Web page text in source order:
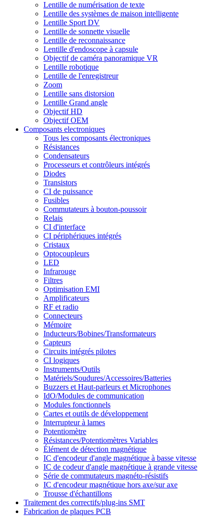
Lentille de numérisation de texte
Lentille des systèmes de maison intelligente
Lentille Sport DV
Lentille de sonnette visuelle
Lentille de reconnaissance
Lentille d'endoscope à capsule
Objectif de caméra panoramique VR
Lentille robotique
Lentille de l'enregistreur
Zoom
Lentille sans distorsion
Lentille Grand angle
Objectif HD
Objectif OEM
Composants electroniques
Tous les composants électroniques
Résistances
Condensateurs
Processeurs et contrôleurs intégrés
Diodes
Transistors
CI de puissance
Fusibles
Commutateurs à bouton-poussoir
Relais
CI d'interface
CI périphériques intégrés
Cristaux
Optocoupleurs
LED
Infrarouge
Filtres
Optimisation EMI
Amplificateurs
RF et radio
Connecteurs
Mémoire
Inducteurs/Bobines/Transformateurs
Capteurs
Circuits intégrés pilotes
CI logiques
Instruments/Outils
Matériels/Soudures/Accessoires/Batteries
Buzzers et Haut-parleurs et Microphones
IdO/Modules de communication
Modules fonctionnels
Cartes et outils de développement
Interrupteur à lames
Potentiomètre
Résistances/Potentiomètres Variables
Élément de détection magnétique
IC d'encodeur d'angle magnétique à basse vitesse
IC de codeur d'angle magnétique à grande vitesse
Série de commutateurs magnéto-résistifs
IC d'encodeur magnétique hors axe/sur axe
Trousse d'échantillons
Traitement des correctifs/plug-ins SMT
Fabrication de plaques PCB